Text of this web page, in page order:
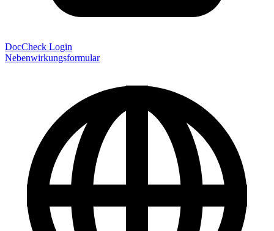
DocCheck Login
Nebenwirkungsformular